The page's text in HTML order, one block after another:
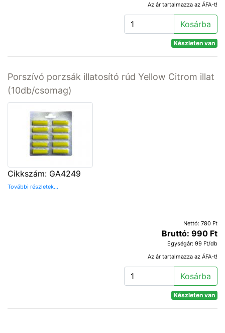
Az ár tartalmazza az ÁFA-t!
Kosárba
Készleten van
Porszívó porzsák illatosító rúd Yellow Citrom illat
(10db/csomag)
Cikkszám: GA4249
További részletek...
Nettó: 780 Ft
Bruttó: 990 Ft
Egységár: 99 Ft/db
Az ár tartalmazza az ÁFA-t!
Kosárba
Készleten van